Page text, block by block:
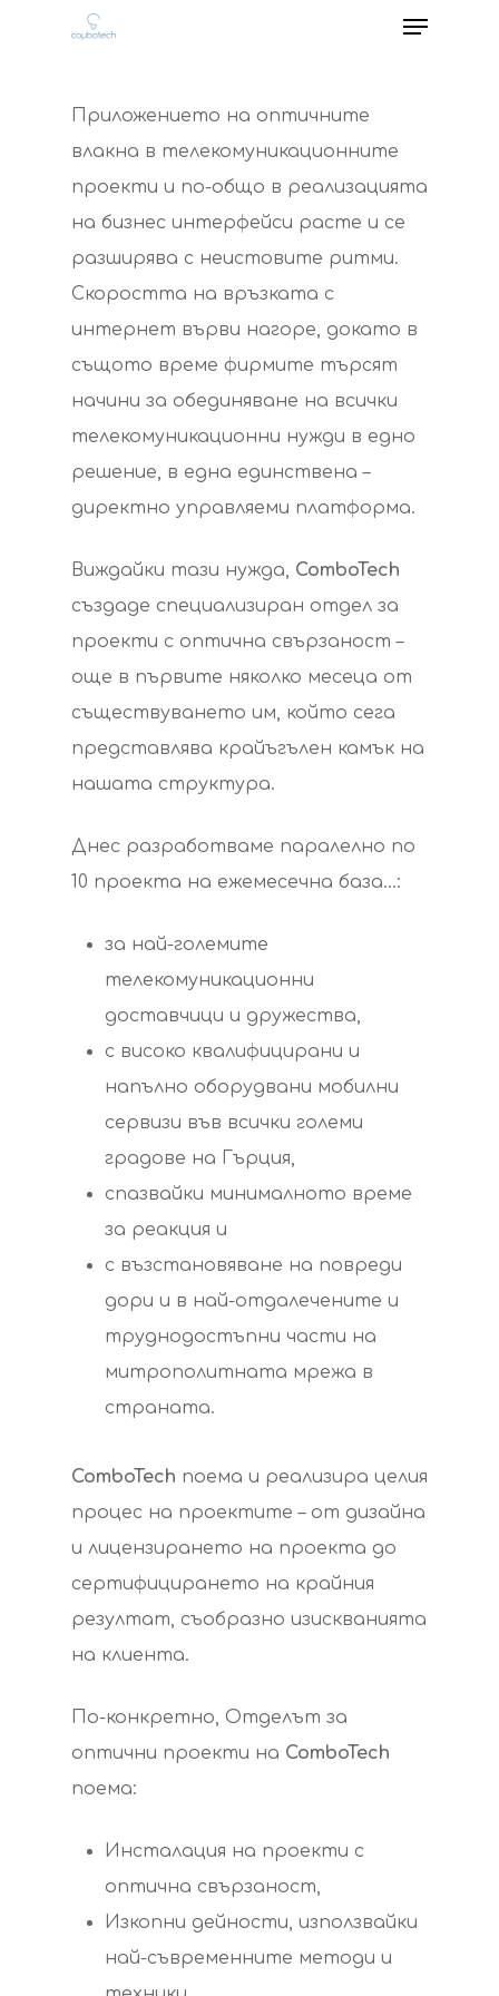
Hit enter to search or ESC to close
Приложението на оптичните
влакна в телекомуникационните
проекти и по-общо в реализацията
на бизнес интерфейси расте и се
разширява с неистовите ритми.
Скоростта на връзката с
интернет върви нагоре, докато в
същото време фирмите търсят
начини за обединяване на всички
телекомуникационни нужди в едно
решение, в една единствена –
директно управляеми платформа.
Виждайки тази нужда, ComboTech
създаде специализиран отдел за
проекти с оптична свързаност –
още в първите няколко месеца от
съществуването им, който сега
представлява крайъгълен камък на
нашата структура.
Днес разработваме паралелно по
10 проекта на ежемесечна база…:
за най-големите
телекомуникационни
доставчици и дружества,
с високо квалифицирани и
напълно оборудвани мобилни
сервизи във всички големи
градове на Гърция,
спазвайки минималното време
за реакция и
с възстановяване на повреди
дори и в най-отдалечените и
труднодостъпни части на
митрополитната мрежа в
страната.
ComboTech поема и реализира целия
процес на проектите – от дизайна
и лицензирането на проекта до
сертифицирането на крайния
резултат, съобразно изискванията
на клиента.
По-конкретно, Отделът за
оптични проекти на ComboTech
поема:
Инсталация на проекти с
оптична свързаност,
Изкопни дейности, използвайки
най-съвременните методи и